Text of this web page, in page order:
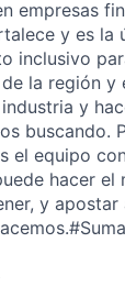
empresas
y es la
inclusivo
la región y
y
buscando.
el equipo
hacer el
y